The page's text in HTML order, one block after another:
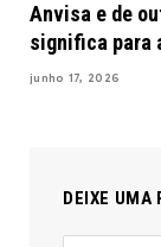
Anvisa e de
significa para
junho 17, 2026
DEIXE UMA